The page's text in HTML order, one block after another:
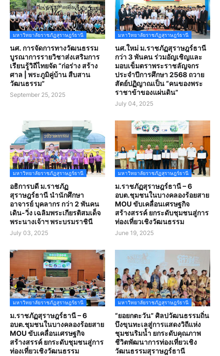
มหาวิทยาลัยราชภัฏสุราษฎร์ธานี
นศ. การจัดการทางวัฒนธรรม
บูรณาการรายวิชาส่งเสริมการ
เรียนรู้วิถีไทยจัด “ก่อร่าง สร้าง
ศาล | พระภูมิคู่บ้าน สืบสาน
วัฒนธรรม”
September 25, 2025
มหาวิทยาลัยราชภัฏสุราษฎร์ธานี
นศ.ใหม่ ม.ราชภัฏสุราษฎร์ธานี
กว่า 3 พันคน ร่วมอัญเชิญและ
มอบเข็มตราพระราชลัญจกร
ประจำปีการศึกษา 2568 ถวาย
สัตย์ปฏิญาณเป็น “คนของพระ
ราชาข้าของแผ่นดิน”
July 04, 2025
มหาวิทยาลัยราชภัฏสุราษฎร์ธานี
อธิการบดี ม.ราชภัฏ
สุราษฎร์ธานี นำนักศึกษา
อาจารย์ บุคลากร กว่า 2 พันคน
เดิน-วิ่ง เฉลิมพระเกียรติสมเด็จ
พระนางเจ้าฯ พระบรมราชินี
July 03, 2025
มหาวิทยาลัยราชภัฏสุราษฎร์ธานี
ม.ราชภัฏสุราษฎร์ธานี – 6
อบต.ชุมชนในบางคลองร้อยสาย
MOU ขับเคลื่อนเศรษฐกิจ
สร้างสรรค์ ยกระดับชุมชนสู่การ
ท่องเที่ยวเชิงวัฒนธรรม
June 19, 2025
มหาวิทยาลัยราชภัฏสุราษฎร์ธานี
ม.ราชภัฏสุราษฎร์ธานี – 6
อบต.ชุมชนในบางคลองร้อยสาย
MOU ขับเคลื่อนเศรษฐกิจ
สร้างสรรค์ ยกระดับชุมชนสู่การ
ท่องเที่ยวเชิงวัฒนธรรม
มหาวิทยาลัยราชภัฏสุราษฎร์ธานี
“ยอยกตะวัน” ศิลปวัฒนธรรมถิ่น
บึงขุนทะเลสู่การแสดงวิถีแห่ง
ชุมชนริมน้ำ ยกระดับคุณภาพ
ชีวิตพัฒนาการท่องเที่ยวเชิง
วัฒนธรรมสุราษฎร์ธานี